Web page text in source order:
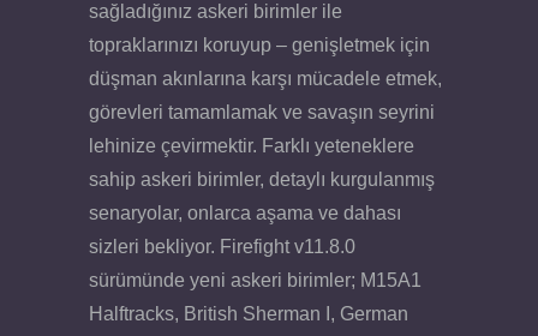
sağladığınız askeri birimler ile
topraklarınızı koruyup – genişletmek için
düşman akınlarına karşı mücadele etmek,
görevleri tamamlamak ve savaşın seyrini
lehinize çevirmektir. Farklı yeteneklere
sahip askeri birimler, detaylı kurgulanmış
senaryolar, onlarca aşama ve dahası
sizleri bekliyor. Firefight v11.8.0
sürümünde yeni askeri birimler; M15A1
Halftracks, British Sherman I, German